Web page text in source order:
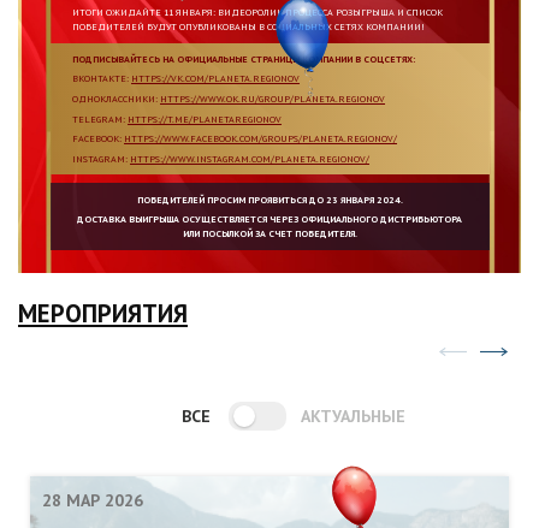
ИТОГИ ОЖИДАЙТЕ 11 ЯНВАРЯ: ВИДЕОРОЛИК ПРОЦЕССА РОЗЫГРЫША И СПИСОК
ПОБЕДИТЕЛЕЙ БУДУТ ОПУБЛИКОВАНЫ В СОЦИАЛЬНЫХ СЕТЯХ КОМПАНИИ!
ПОДПИСЫВАЙТЕСЬ НА ОФИЦИАЛЬНЫЕ СТРАНИЦЫ КОМПАНИИ В СОЦСЕТЯХ:
ВКОНТАКТЕ: HTTPS://VK.COM/PLANETA.REGIONOV
ОДНОКЛАССНИКИ: HTTPS://WWW.OK.RU/GROUP/PLANETA.REGIONOV
TELEGRAM: HTTPS://T.ME/PLANETAREGIONOV
FACEBOOK: HTTPS://WWW.FACEBOOK.COM/GROUPS/PLANETA.REGIONOV/
INSTAGRAM: HTTPS://WWW.INSTAGRAM.COM/PLANETA.REGIONOV/
ПОБЕДИТЕЛЕЙ ПРОСИМ ПРОЯВИТЬСЯ ДО 23 ЯНВАРЯ 2024.
ДОСТАВКА ВЫИГРЫША ОСУЩЕСТВЛЯЕТСЯ ЧЕРЕЗ ОФИЦИАЛЬНОГО ДИСТРИБЬЮТОРА
ИЛИ ПОСЫЛКОЙ ЗА СЧЕТ ПОБЕДИТЕЛЯ.
МЕРОПРИЯТИЯ
ВСЕ АКТУАЛЬНЫЕ
28 МАР 2026